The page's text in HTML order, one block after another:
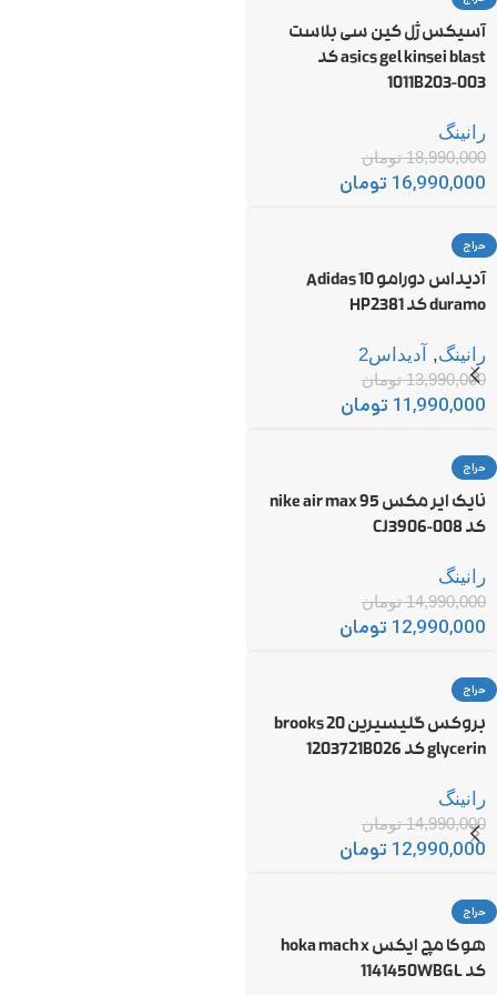
آسیکس ژل کین سی بلاست
asics gel kinsei blast کد
1011B203-003
رانینگ
18,990,000 تومان
16,990,000 تومان
حراج
آدیداس دورامو 10 Adidas
duramo کد HP2381
رانینگ, آدیداس2
13,990,000 تومان
11,990,000 تومان
حراج
نایک ایر مکس 95 nike air max
کد CJ3906-008
رانینگ
14,990,000 تومان
12,990,000 تومان
حراج
بروکس گلیسیرین 20 brooks
glycerin کد 1203721B026
رانینگ
14,990,000 تومان
12,990,000 تومان
حراج
هوکا مچ ایکس hoka mach x
کد 1141450WBGL